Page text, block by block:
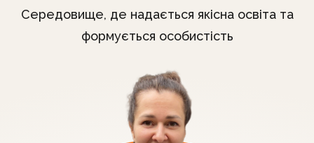
Cередовище, де надається якісна освіта та
формується особистість